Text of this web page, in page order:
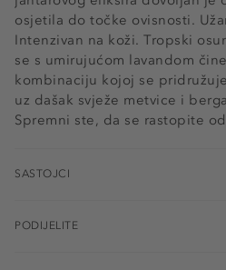
osjetila do točke ovisnosti.
Intenzivan na koži. Tropski
se s umirujućom lavandom
kombinaciju kojoj se
uz dašak svježe metvice i
Spremni ste, da se rastopite
SASTOJCI
PODIJELITE